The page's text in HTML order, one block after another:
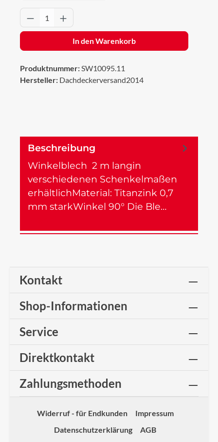
Produkt Anzahl: Gib den gewünschten
In den Warenkorb
Produktnummer:SW10095.11
Hersteller: Dachdeckerversand2014
Beschreibung
Winkelblech 2 m langin
verschiedenen Schenkelmaßen
erhältlichMaterial: Titanzink 0,7
mm starkWinkel 90° Die Ble…
Kontakt
Shop-Informationen
Service
Direktkontakt
Zahlungsmethoden
Widerruf - für Endkunden
Impressum
Datenschutzerklärung
AGB